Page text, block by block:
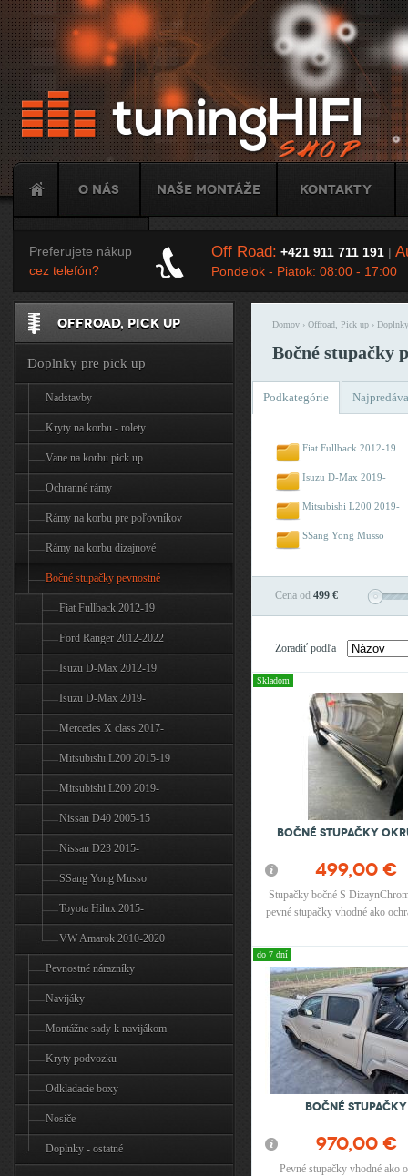
O nás Naše montáže Kontakty
Tuning
Preferujete nákup
cez telefón?
Off Road: +421 911 711 191|
Pondelok - Piatok: 08:00 - 17:00
Domov› Offroad, Pick up›
Bočné stupačky
Podkategórie
Fiat Fullback 2012-19
Isuzu D-Max 2019-
Mitsubishi L200 2019-
SSang Yong Musso
Cena od 499 €
Zoradiť podľa
Skladom
Bočné stupačky
499,00 €
Stupačky bočné S
pevné stupačky vhodné ako
do 7 dní
Bočné stupačky
970,00 €
Pevné stupačky vhodné ako
OFFROAD, PICK UP
Doplnky pre pick up
Nadstavby
Kryty na korbu - rolety
Vane na korbu pick up
Ochranné rámy
Rámy na korbu pre poľovníkov
Rámy na korbu dizajnové
Bočné stupačky pevnostné
Fiat Fullback 2012-19
Ford Ranger 2012-2022
Isuzu D-Max 2012-19
Isuzu D-Max 2019-
Mercedes X class 2017-
Mitsubishi L200 2015-19
Mitsubishi L200 2019-
Nissan D40 2005-15
Nissan D23 2015-
SSang Yong Musso
Toyota Hilux 2015-
VW Amarok 2010-2020
Pevnostné nárazníky
Navijáky
Montážne sady k navijákom
Kryty podvozku
Odkladacie boxy
Nosiče
Doplnky - ostatné